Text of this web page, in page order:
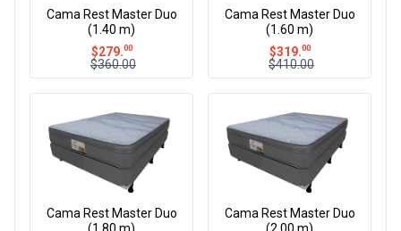
Cama Rest Master Duo
(1.40 m)
$279.00
$360.00
Cama Rest Master Duo
(1.60 m)
$319.00
$410.00
Cama Rest Master Duo
Cama Rest Master Duo